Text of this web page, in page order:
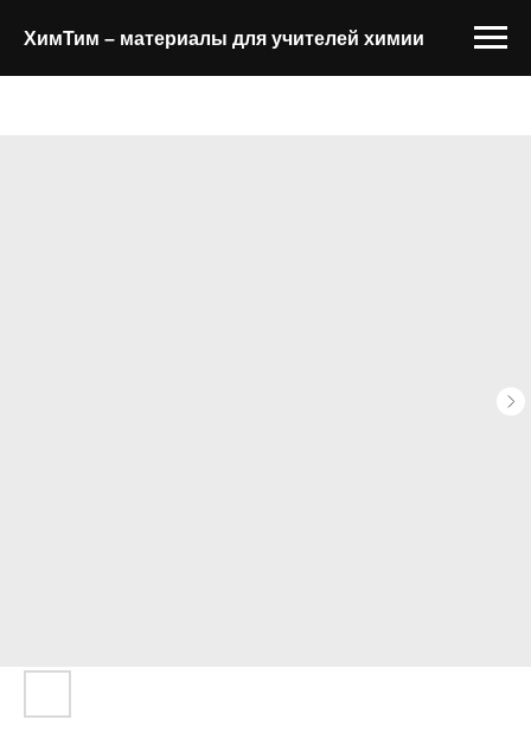
ХимТим – материалы для учителей химии